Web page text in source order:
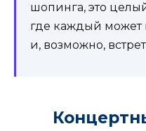
шопинга, это
где каждый может
и, возможно,